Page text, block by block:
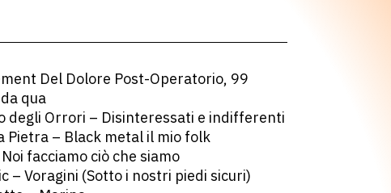
Del Dolore Post-Operatorio, 99
qua
degli Orrori – Disinteressati e indifferenti
Pietra – Black metal il mio folk
facciamo ciò che siamo
– Voragini (Sotto i nostri piedi sicuri)